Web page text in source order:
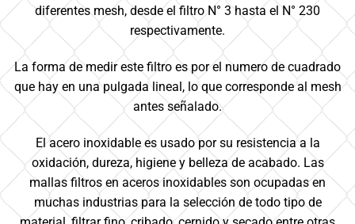
diferentes mesh, desde el filtro N° 3 hasta el N° 230
respectivamente.
La forma de medir este filtro es por el numero de cuadrado
que hay en una pulgada lineal, lo que corresponde al mesh
antes señalado.
El acero inoxidable es usado por su resistencia a la
oxidación, dureza, higiene y belleza de acabado. Las
mallas filtros en aceros inoxidables son ocupadas en
muchas industrias para la selección de todo tipo de